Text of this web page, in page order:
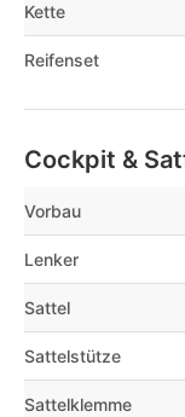
Kette
Reifenset
Cockpit &
Vorbau
Lenker
Sattel
Sattelstütze
Sattelklemme